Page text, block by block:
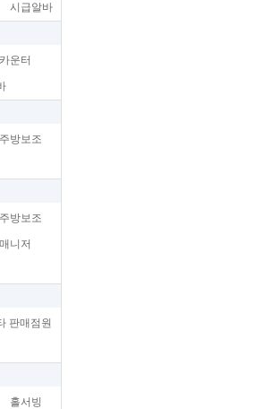
시급알바
카운터
주방보조
주방보조
매니저
판매점원
홀서빙